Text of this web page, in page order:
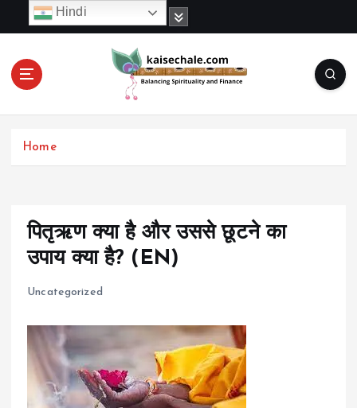
c
Home
पितृऋण क्या है और उससे छूटने का
उपाय क्या है? (EN)
Uncategorized
Hindi